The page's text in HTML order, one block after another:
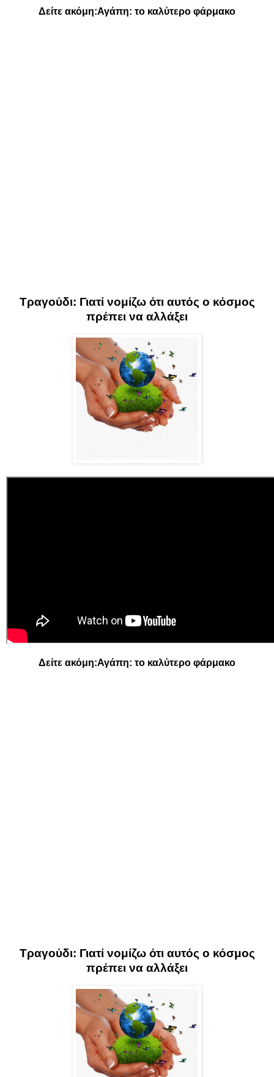
Δείτε ακόμη:Αγάπη: το καλύτερο φάρμακο
Τραγούδι: Γιατί νομίζω ότι αυτός ο κόσμος
πρέπει να αλλάξει
Δείτε ακόμη:Αγάπη: το καλύτερο φάρμακο
Τραγούδι: Γιατί νομίζω ότι αυτός ο κόσμος
πρέπει να αλλάξει